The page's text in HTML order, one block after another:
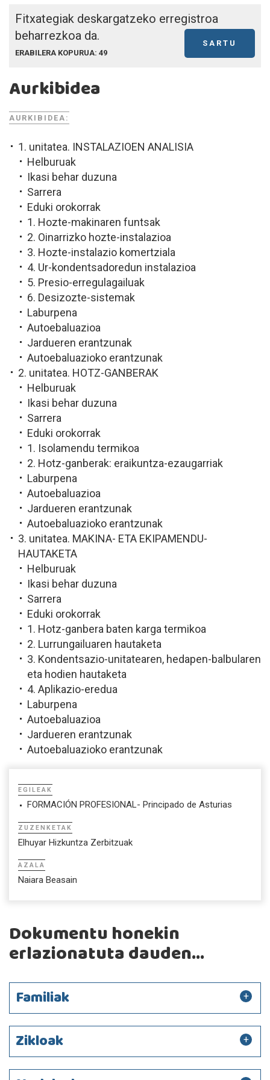
Fitxategiak deskargatzeko erregistroa
beharrezkoa da.
SARTU
ERABILERA KOPURUA: 49
Aurkibidea
AURKIBIDEA:
1. unitatea. INSTALAZIOEN ANALISIA
Helburuak
Ikasi behar duzuna
Sarrera
Eduki orokorrak
1. Hozte-makinaren funtsak
2. Oinarrizko hozte-instalazioa
3. Hozte-instalazio komertziala
4. Ur-kondentsadoredun instalazioa
5. Presio-erregulagailuak
6. Desizozte-sistemak
Laburpena
Autoebaluazioa
Jardueren erantzunak
Autoebaluazioko erantzunak
2. unitatea. HOTZ-GANBERAK
Helburuak
Ikasi behar duzuna
Sarrera
Eduki orokorrak
1. Isolamendu termikoa
2. Hotz-ganberak: eraikuntza-ezaugarriak
Laburpena
Autoebaluazioa
Jardueren erantzunak
Autoebaluazioko erantzunak
3. unitatea. MAKINA- ETA EKIPAMENDU-
HAUTAKETA
Helburuak
Ikasi behar duzuna
Sarrera
Eduki orokorrak
1. Hotz-ganbera baten karga termikoa
2. Lurrungailuaren hautaketa
3. Kondentsazio-unitatearen, hedapen-balbularen
eta hodien hautaketa
4. Aplikazio-eredua
Laburpena
Autoebaluazioa
Jardueren erantzunak
Autoebaluazioko erantzunak
EGILEAK
FORMACIÓN PROFESIONAL- Principado de Asturias
ZUZENKETAK
Elhuyar Hizkuntza Zerbitzuak
AZALA
Naiara Beasain
Dokumentu honekin
erlazionatuta dauden...
Familiak
Zikloak